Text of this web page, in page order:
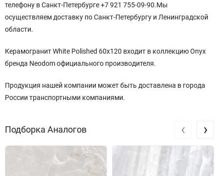
телефону в Санкт-Петербурге +7 921 755-09-90.Мы
осуществляем доставку по Санкт-Петербургу и Ленинградской
области.
Керамогранит White Polished 60x120 входит в коллекцию Onyx
бренда Neodom официального производителя.
Продукция нашей компании может быть доставлена в города
России транспортными компаниями.
Подборка Аналогов ‹ ›